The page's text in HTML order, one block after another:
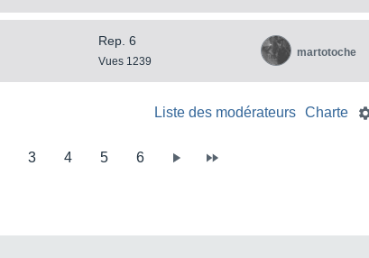
Rep. 6
Vues 1239
martotoche
Charte
Liste des modérateurs
3 4 5 6